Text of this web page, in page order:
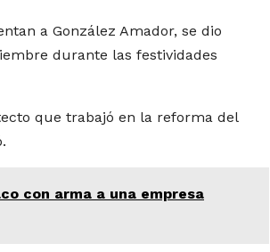
a González Amador, se dio
durante las festividades
que trabajó en la reforma del
con arma a una empresa